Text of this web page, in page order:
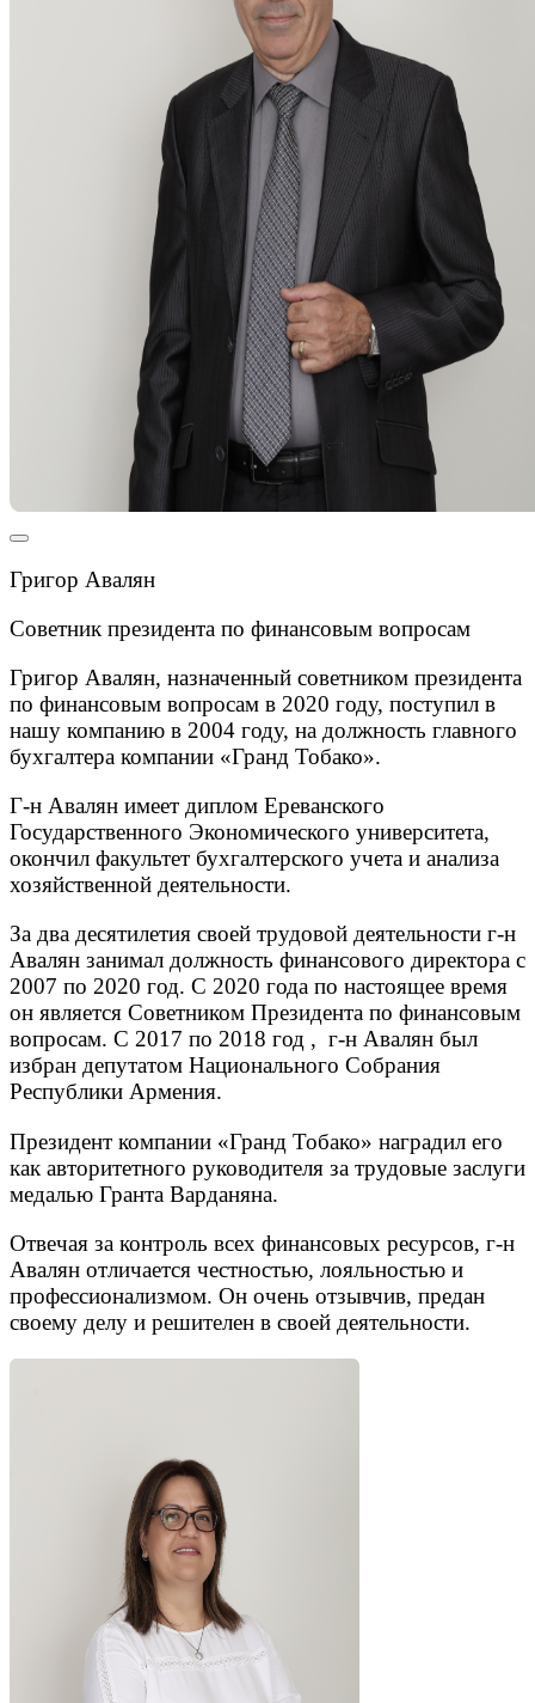
Григор Авалян
Советник президента по финансовым вопросам
Григор Авалян, назначенный советником президента
по финансовым вопросам в 2020 году, поступил в
нашу компанию в 2004 году, на должность главного
бухгалтера компании «Гранд Тобако».
Г-н Авалян имеет диплом Ереванского
Государственного Экономического университета,
окончил факультет бухгалтерского учета и анализа
хозяйственной деятельности.
За два десятилетия своей трудовой деятельности г-н
Авалян занимал должность финансового директора с
2007 по 2020 год. С 2020 года по настоящее время
он является Советником Президента по финансовым
вопросам. С 2017 по 2018 год , г-н Авалян был
избран депутатом Национального Собрания
Республики Армения.
Президент компании «Гранд Тобако» наградил его
как авторитетного руководителя за трудовые заслуги
медалью Гранта Варданяна.
Отвечая за контроль всех финансовых ресурсов, г-н
Авалян отличается честностью, лояльностью и
профессионализмом. Он очень отзывчив, предан
своему делу и решителен в своей деятельности.